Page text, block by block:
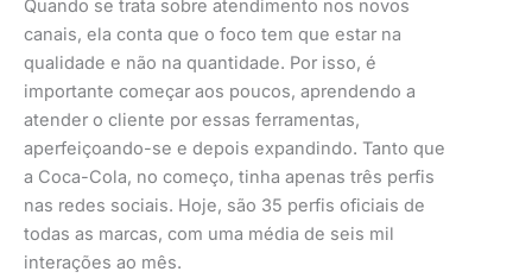
Quando se trata sobre atendimento nos novos
canais, ela conta que o foco tem que estar na
qualidade e não na quantidade. Por isso, é
importante começar aos poucos, aprendendo a
atender o cliente por essas ferramentas,
aperfeiçoando-se e depois expandindo. Tanto que
a Coca-Cola, no começo, tinha apenas três perfis
nas redes sociais. Hoje, são 35 perfis oficiais de
todas as marcas, com uma média de seis mil
interações ao mês.